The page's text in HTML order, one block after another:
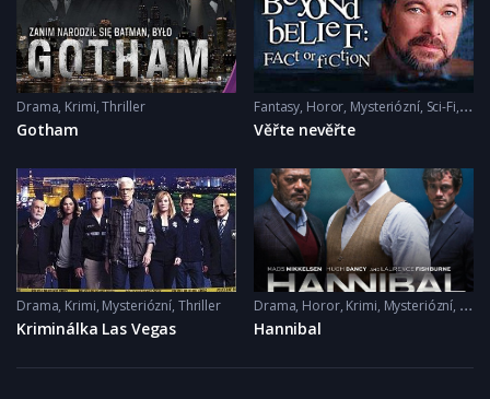
Drama, Krimi,Thriller
Gotham
Fantasy, Horor, Mysteriózní, Sci-Fi,
Věřte nevěřte
Drama, Krimi, Mysteriózní, Thriller
Kriminálka Las Vegas
Drama, Horor, Krimi, Mysteriózní,
Hannibal